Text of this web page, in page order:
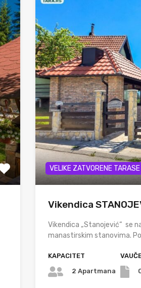
VELIKE ZATVORENE TARASE
Vikendica
Vikendica „Stanojević“ se
manastirskim stanovima.
KAPACITET
2 Apartmana